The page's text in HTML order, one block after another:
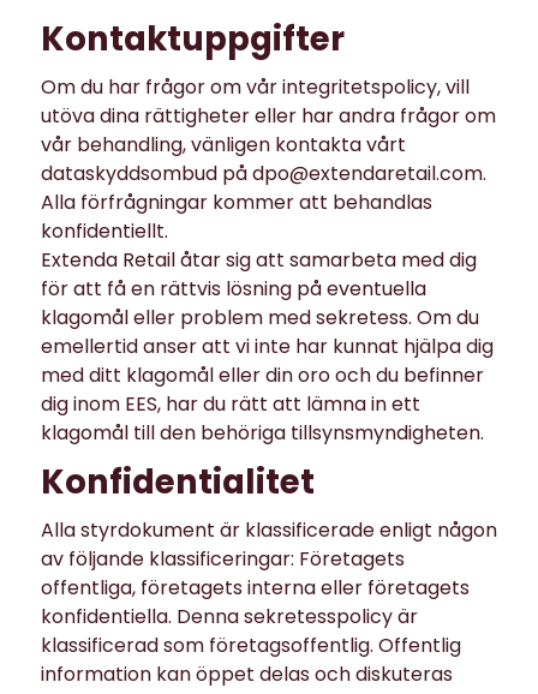
Kontaktuppgifter
Om du har frågor om vår integritetspolicy, vill
utöva dina rättigheter eller har andra frågor om
vår behandling, vänligen kontakta vårt
dataskyddsombud på dpo@extendaretail.com.
Alla förfrågningar kommer att behandlas
konfidentiellt.
Extenda Retail åtar sig att samarbeta med dig
för att få en rättvis lösning på eventuella
klagomål eller problem med sekretess. Om du
emellertid anser att vi inte har kunnat hjälpa dig
med ditt klagomål eller din oro och du befinner
dig inom EES, har du rätt att lämna in ett
klagomål till den behöriga tillsynsmyndigheten.
Konfidentialitet
Alla styrdokument är klassificerade enligt någon
av följande klassificeringar: Företagets
offentliga, företagets interna eller företagets
konfidentiella. Denna sekretesspolicy är
klassificerad som företagsoffentlig. Offentlig
information kan öppet delas och diskuteras